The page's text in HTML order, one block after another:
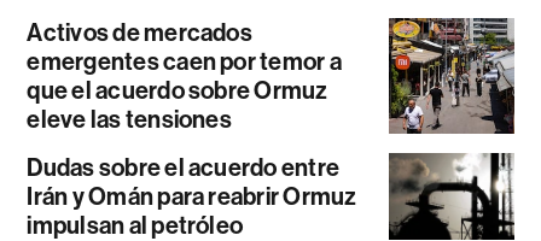
Activos de mercados
emergentes caen por temor a
que el acuerdo sobre Ormuz
eleve las tensiones
Dudas sobre el acuerdo entre
Irán y Omán para reabrir Ormuz
impulsan al petróleo